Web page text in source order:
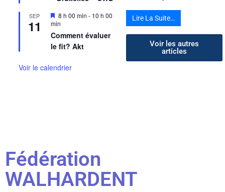
SEP
11
Mis
en
8 h 00 min - 10 h 00
min
Comment évaluer
le fit? Akt
Voir le calendrier
Lire La Suite…
Voir les autres
articles
Fédération
WALHARDENT